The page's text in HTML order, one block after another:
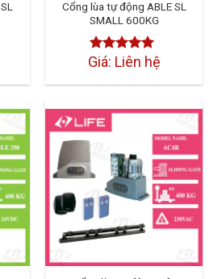
Cổng lùa tự động ABLE SL
SMALL 600KG
Được xếp
5 sao
Giá: Liên hệ